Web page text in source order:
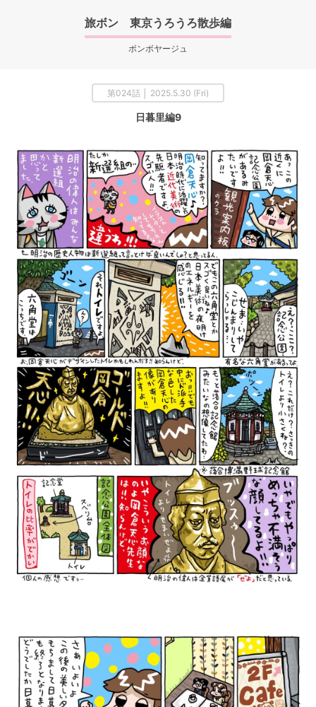
旅ボン 東京うろうろ散歩編
ボンボヤージュ
第024話 │ 2025.5.30 (Fri)
日暮里編9